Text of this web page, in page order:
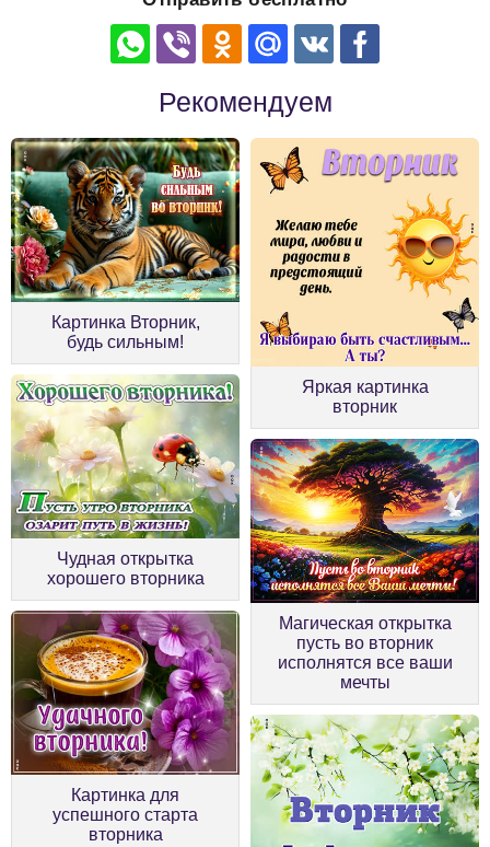
Рекомендуем
Картинка Вторник,
будь сильным!
Яркая картинка
вторник
Чудная открытка
хорошего вторника
Магическая открытка
пусть во вторник
исполнятся все ваши
мечты
Картинка для
успешного старта
вторника